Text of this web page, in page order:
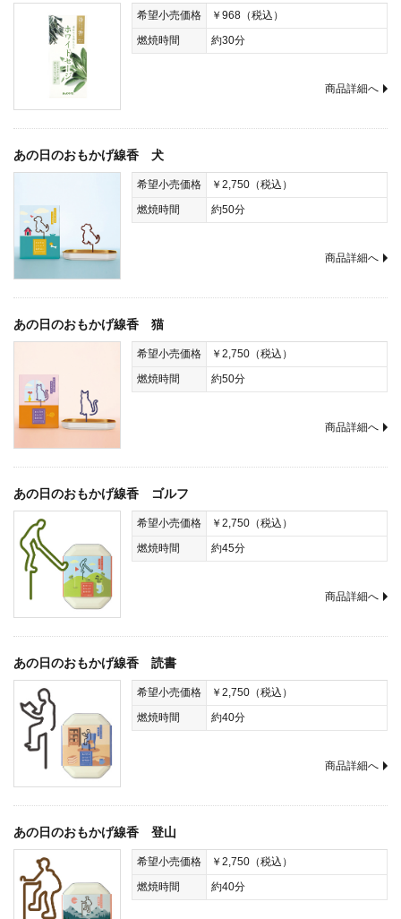
希望小売価格
￥968（税込）
燃焼時間
約30分
商品詳細へ
あの日のおもかげ線香 犬
希望小売価格
￥2,750（税込）
燃焼時間
約50分
商品詳細へ
あの日のおもかげ線香 猫
希望小売価格
￥2,750（税込）
燃焼時間
約50分
商品詳細へ
あの日のおもかげ線香 ゴルフ
希望小売価格
￥2,750（税込）
燃焼時間
約45分
商品詳細へ
あの日のおもかげ線香 読書
希望小売価格
￥2,750（税込）
燃焼時間
約40分
商品詳細へ
あの日のおもかげ線香 登山
希望小売価格
￥2,750（税込）
燃焼時間
約40分